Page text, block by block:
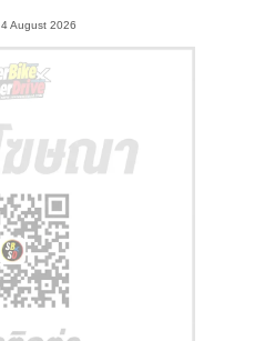
4 August 2026